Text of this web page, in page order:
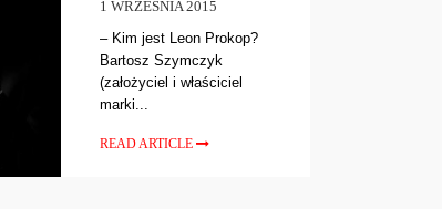
1 WRZEŚNIA 2015
– Kim jest Leon Prokop?
Bartosz Szymczyk
(założyciel i właściciel
marki...
READ ARTICLE